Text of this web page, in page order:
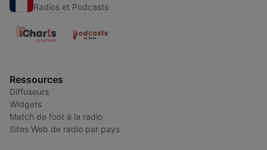
Radios et Podcasts
Ressources
Diffuseurs
Widgets
Match de foot à la radio
Sites Web de radio par pays